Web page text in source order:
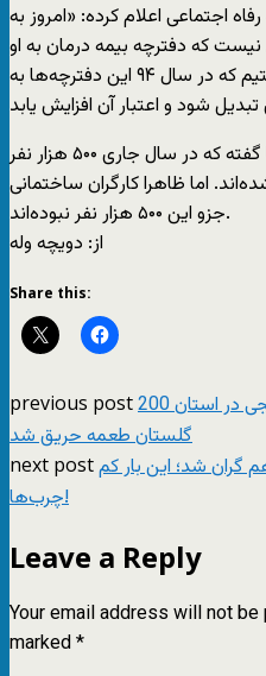
اجتماعی اعلام کرده: «امروز به
که دفترچه بیمه درمان به او
تعلق نگیرد و به دنبال آن هستیم که در سال ۹۴ این دفترچه‌ها به
وی ضمن اعلام این مطلب به ایلنا گفته که در سال جاری ۵۰۰ هزار نفر
اما ظاهرا کارگران ساختمانی
جزو این ۵۰۰ هزار نفر نبوده‌اند.
از: دويچه وله
Share this:
previous post200 هکتار از اراضی منطقه دیوارکجی در استان
گلستان طعمه حریق شد
next postگران شد؛ این بار کم
چرب‌ها!
Leave a Reply
Your email address will not be
marked*